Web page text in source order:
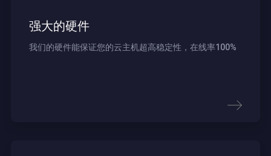
强大的硬件
我们的硬件能保证您的云主机超高稳定性，在线率100%